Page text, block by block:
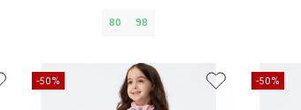
80 98
-50% -50%